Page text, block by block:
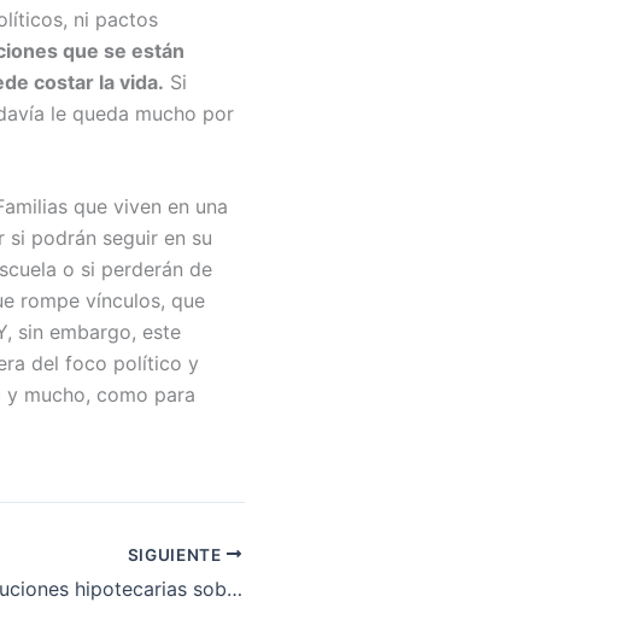
ni pactos
que se están
costar la vida. Si
le queda mucho por
que viven en una
podrán seguir en su
o si perderán de
rompe vínculos, que
sin embargo, este
del foco político y
mucho, como para
SIGUIENTE
Las ejecuciones hipotecarias sobre viviendas habituales se disparan un 38% en el primer trimestre de 2026